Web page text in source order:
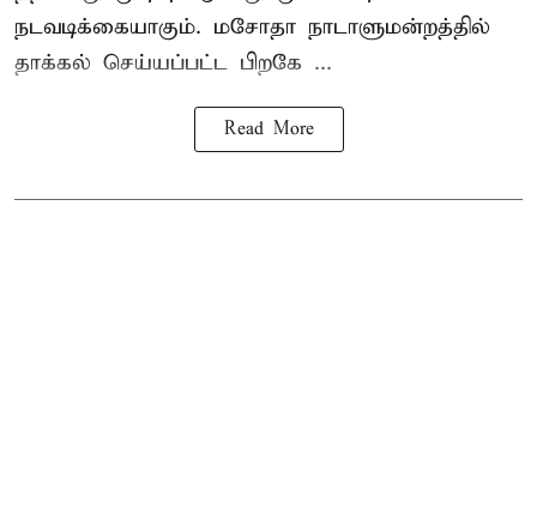
நடவடிக்கையாகும். மசோதா நாடாளுமன்றத்தில்
தாக்கல் செய்யப்பட்ட பிறகே ...
Read More